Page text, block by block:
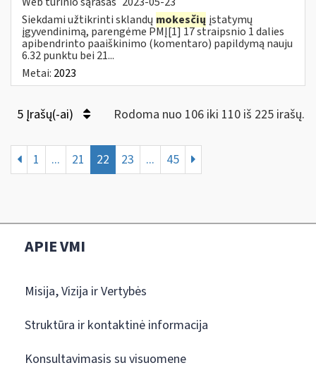
Siekdami užtikrinti sklandų mokesčių įstatymų
įgyvendinimą, parengėme PMĮ[1] 17 straipsnio 1 dalies
apibendrinto paaiškinimo (komentaro) papildymą nauju
6.32 punktu bei 21...
Metai: 2023
5 Įrašų(-ai) Rodoma nuo 106 iki 110 iš 225 irašų.
1 ... 21 22 23 ... 45
APIE VMI
Misija, Vizija ir Vertybės
Struktūra ir kontaktinė informacija
Konsultavimasis su visuomene